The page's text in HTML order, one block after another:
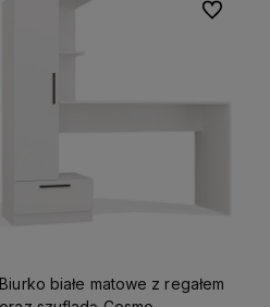
Biurko białe matowe z regałem
Do